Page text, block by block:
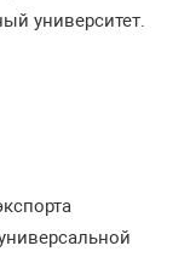
университет.
версальной